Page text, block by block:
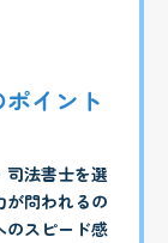
イント
司法書士を選
が問われるの
のスピード感